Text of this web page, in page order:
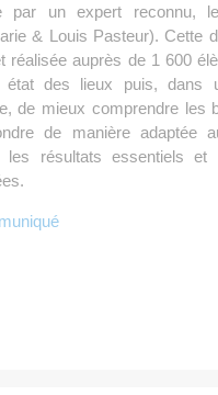
par un expert reconnu,
& Louis Pasteur). Cette
réalisée auprès de 1 600
des lieux puis, dans
de mieux comprendre les
de manière adaptée
les résultats essentiels et